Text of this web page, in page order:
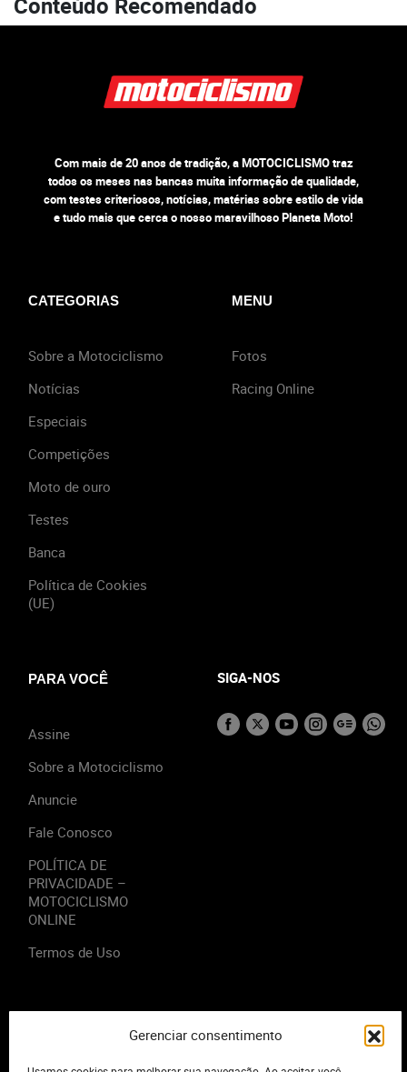
Gerenciar consentimento
Com mais de 20 anos de tradição, a MOTOCICLISMO traz
todos os meses nas bancas muita informação de qualidade,
com testes criteriosos, notícias, matérias sobre estilo de vida
e tudo mais que cerca o nosso maravilhoso Planeta Moto!
CATEGORIAS
Sobre a Motociclismo
Notícias
Especiais
Competições
Moto de ouro
Testes
Banca
Política de Cookies
(UE)
MENU
Fotos
Racing Online
PARA VOCÊ
Assine
Sobre a Motociclismo
Anuncie
Fale Conosco
POLÍTICA DE
PRIVACIDADE –
MOTOCICLISMO
ONLINE
Termos de Uso
SIGA-NOS
2023 - Editora Motor Midia. Todos os direitos reservados.